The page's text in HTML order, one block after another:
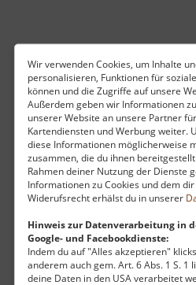
Wir verwenden Cookies, um Inhalte
personalisieren, Funktionen für
können und die Zugriffe auf unsere
Außerdem geben wir Informationen
unserer Website an unsere Partner
Kartendiensten und Werbung weiter.
diese Informationen möglicherweise
zusammen, die du ihnen
Rahmen deiner Nutzung der Dienste
Informationen zu Cookies und dem
Widerufsrecht erhälst du in unserer
Hinweis zur Datenverarbeitung in
Google- und Facebookdienste:
Indem du auf "Alles akzeptieren"
anderem auch gem. Art. 6 Abs. 1 S. 1
deine Daten in den USA verarbeitet
Loipen Carlsfeld
Westerzgebirge
aktuell vom 23.07.2024 / Zugriffe: 2985
34 km vom aktuellen Standort
Das Gebiet um Carlsfeld ist
Wintersportlern. Und das
liegt lange und oft Schnee.
durch dichten Wald und